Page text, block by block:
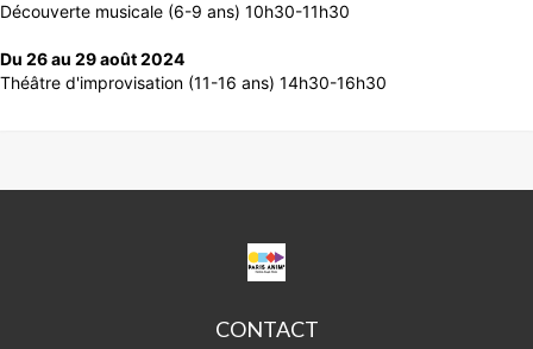
Découverte musicale (6-9 ans) 10h30-11h30
Du 26 au 29 août 2024
Théâtre d'improvisation (11-16 ans) 14h30-16h30
CPA
ANGEL
CONTACT